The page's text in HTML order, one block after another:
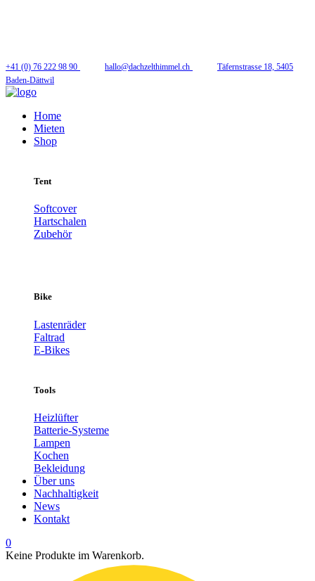
+41 (0) 76 222 98 90 hallo@dachzelthimmel.ch
Täfernstrasse 18, 5405
Baden-Dättwil
Home
Mieten
Shop
Tent
Softcover
Hartschalen
Zubehör
Bike
Lastenräder
Faltrad
E-Bikes
Tools
Heizlüfter
Batterie-Systeme
Lampen
Kochen
Bekleidung
Über uns
Nachhaltigkeit
News
Kontakt
0
Keine Produkte im Warenkorb.